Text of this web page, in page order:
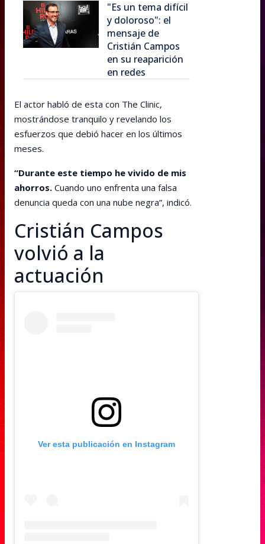
"Es un tema difícil
y doloroso": el
mensaje de
Cristián Campos
en su reaparición
en redes
El actor habló de esta con The Clinic,
mostrándose tranquilo y revelando los
esfuerzos que debió hacer en los últimos
meses.
“Durante este tiempo he vivido de mis
ahorros. Cuando uno enfrenta una falsa
denuncia queda con una nube negra”, indicó.
Cristián Campos
volvió a la
actuación
Ver esta publicación en Instagram